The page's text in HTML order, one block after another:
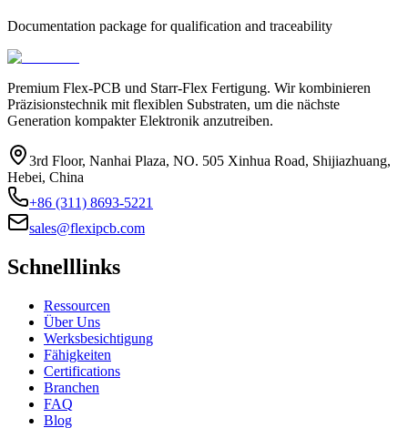
Documentation package for qualification and traceability
Premium Flex-PCB und Starr-Flex Fertigung. Wir kombinieren
Präzisionstechnik mit flexiblen Substraten, um die nächste
Generation kompakter Elektronik anzutreiben.
3rd Floor, Nanhai Plaza, NO. 505 Xinhua Road, Shijiazhuang,
Hebei, China
+86 (311) 8693-5221
sales@flexipcb.com
Schnelllinks
Ressourcen
Über Uns
Werksbesichtigung
Fähigkeiten
Certifications
Branchen
FAQ
Blog